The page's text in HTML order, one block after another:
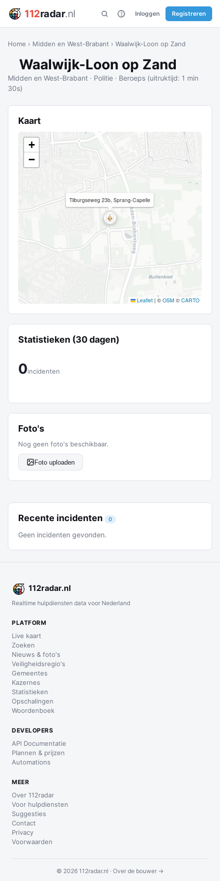
112radar.nl Inloggen Registreren
Home › Midden en West-Brabant › Waalwijk-Loon op Zand
Waalwijk-Loon op Zand
Midden en West-Brabant · Politie · Beroeps (uitruktijd: 1 min
30s)
Kaart
Tilburgseweg 23b, Sprang-Capelle
+
−
Leaflet | © OSM © CARTO
Statistieken (30 dagen)
0incidenten
Foto's
Nog geen foto's beschikbaar.
Foto uploaden
Recente incidenten 0
Geen incidenten gevonden.
112radar.nl
Realtime hulpdiensten data voor Nederland
PLATFORM
Live kaart
Zoeken
Nieuws & foto's
Veiligheidsregio's
Gemeentes
Kazernes
Statistieken
Opschalingen
Woordenboek
DEVELOPERS
API Documentatie
Plannen & prijzen
Automations
MEER
Over 112radar
Voor hulpdiensten
Suggesties
Contact
Privacy
Voorwaarden
© 2026 112radar.nl · Over de bouwer →